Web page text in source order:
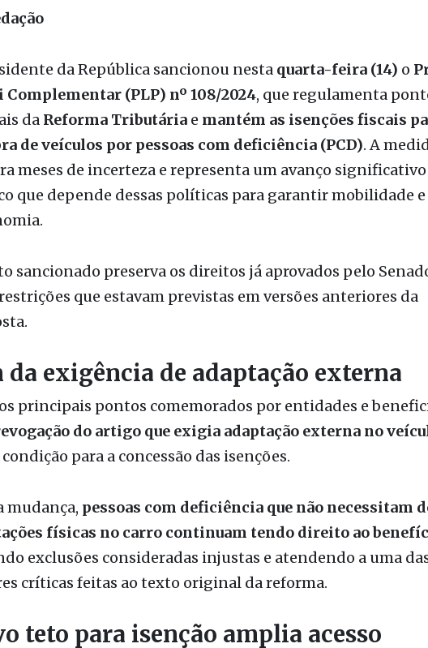
da República sancionou nesta
daReforma Tributáriaemantém as isenções fiscais
de veículos por pessoas com deficiência (PCD). A
meses de incerteza e representa um avanço significativo
que depende dessas políticas para garantir mobilidade e
sancionado preserva os direitos já aprovados pelo Senado
da exigência de adaptação externa
do artigo que exigia adaptação externa no
para a concessão das isenções.
mudança,pessoas com deficiência que não necessitam de
exclusões consideradas injustas e atendendo a uma
críticas feitas ao texto original da reforma.
teto para isenção amplia acesso
contemplados pelas isenções: